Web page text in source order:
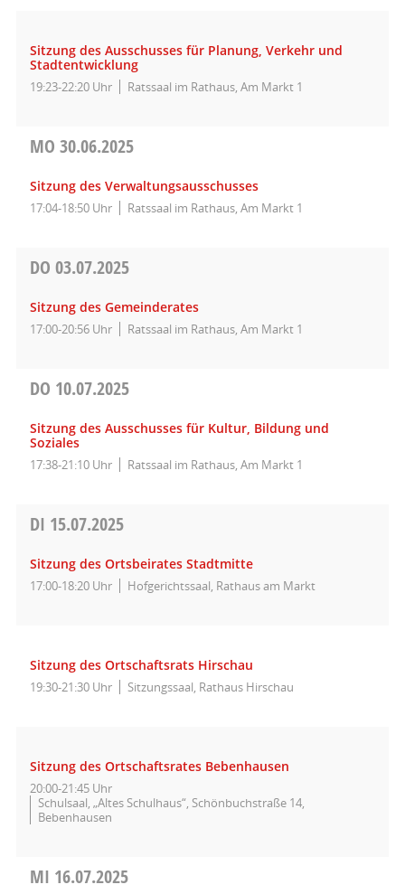
Sitzung des Ausschusses für Planung, Verkehr und
Stadtentwicklung
19:23-22:20 Uhr Ratssaal im Rathaus, Am Markt 1
MO 30.06.2025
Sitzung des Verwaltungsausschusses
17:04-18:50 Uhr Ratssaal im Rathaus, Am Markt 1
DO 03.07.2025
Sitzung des Gemeinderates
17:00-20:56 Uhr Ratssaal im Rathaus, Am Markt 1
DO 10.07.2025
Sitzung des Ausschusses für Kultur, Bildung und
Soziales
17:38-21:10 Uhr Ratssaal im Rathaus, Am Markt 1
DI 15.07.2025
Sitzung des Ortsbeirates Stadtmitte
17:00-18:20 Uhr Hofgerichtssaal, Rathaus am Markt
Sitzung des Ortschaftsrats Hirschau
19:30-21:30 Uhr Sitzungssaal, Rathaus Hirschau
Sitzung des Ortschaftsrates Bebenhausen
20:00-21:45 Uhr
Schulsaal, „Altes Schulhaus“, Schönbuchstraße 14,
Bebenhausen
MI 16.07.2025